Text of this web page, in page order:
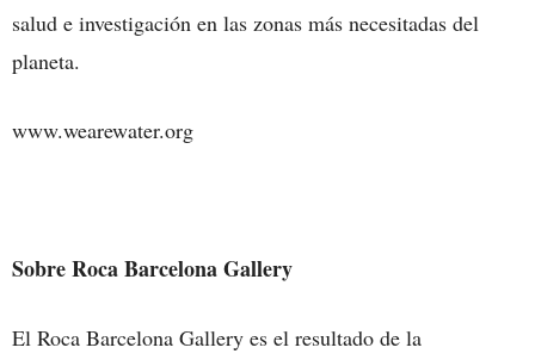
salud e investigación en las zonas más necesitadas del
planeta.
www.wearewater.org
Sobre Roca Barcelona Gallery
El Roca Barcelona Gallery es el resultado de la